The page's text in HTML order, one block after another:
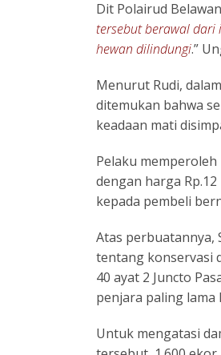
Dit Polairud
tersebut berawal dari
hewan dilindungi.”
Menurut Rudi,
ditemukan bahwa
keadaan mati
Pelaku
dengan harga
kepada pembeli
Atas perbuatannya,
tentang konservasi
40 ayat 2 Juncto
penjara paling lama
Untuk mengatasi